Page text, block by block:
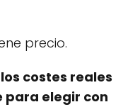
precio.
costes reales
para elegir con